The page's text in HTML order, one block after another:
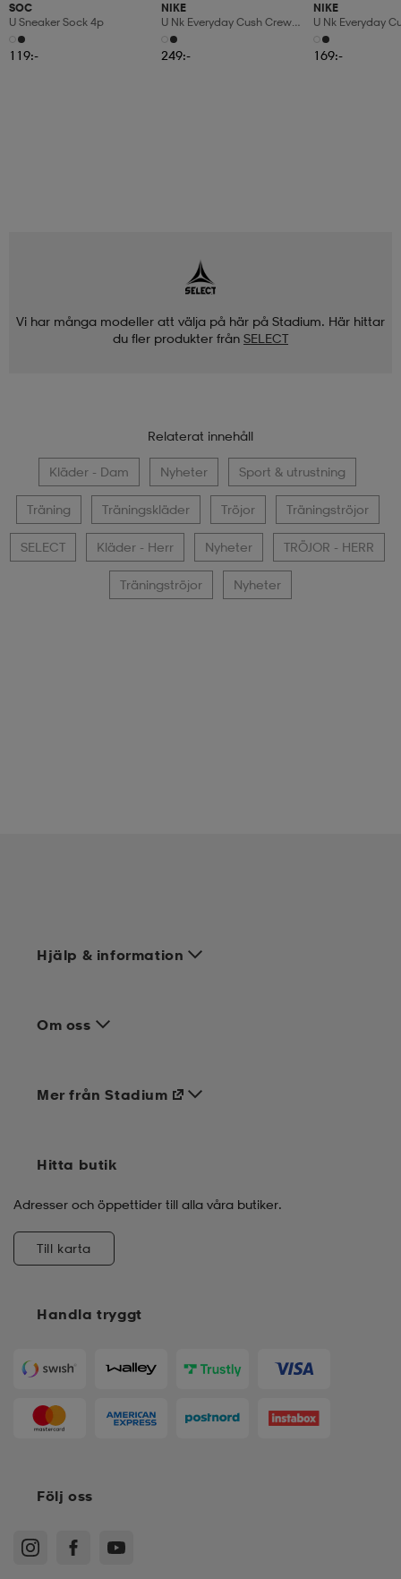
SOC
U Sneaker Sock 4p
119:-
NIKE
U Nk Everyday Cush Crew
6pr-Bd
249:-
NIKE
U Nk Everyday
3pr
169:-
Vi har många modeller att välja på här på Stadium. Här hittar
du fler produkter från SELECT
Relaterat innehåll
Kläder - Dam Nyheter Sport & utrustning
Träning Träningskläder Tröjor Träningströjor
SELECT Kläder - Herr Nyheter TRÖJOR - HERR
Träningströjor Nyheter
Hjälp & information
Om oss
Handla tryggt
Mer från Stadium
Hitta butik
Adresser och öppettider till alla våra butiker.
Till karta
Följ oss